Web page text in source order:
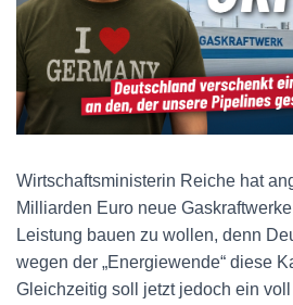
Wirtschaftsministerin Reiche hat
Milliarden Euro neue
Leistung bauen zu wollen, denn
wegen der „Energiewende“ diese
Gleichzeitig soll jetzt jedoch ein